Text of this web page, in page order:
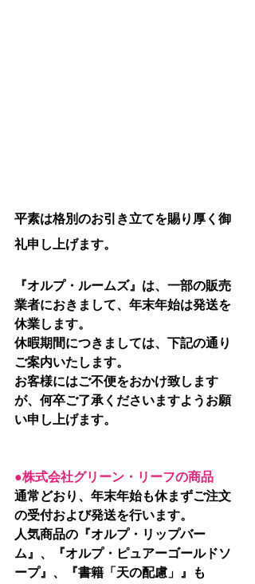
平素は格別のお引き立てを賜り厚く御
礼申し上げます。
『オルプ・ルームズ』は、一部の販売
業者におきまして、年末年始は発送を
休業します。
休暇期間につきましては、下記の通り
ご案内いたします。
お客様にはご不便をおかけ致します
が、何卒ご了承くださいますようお願
い申し上げます。
●株式会社グリーン・リーフの商品
通常どおり、年末年始も休まずご注文
の受付および発送を行います。
人気商品の『オルプ・リップバー
ム』、『オルプ・ピュアーゴールドソ
ープ』、『書籍「天の配慮」』も